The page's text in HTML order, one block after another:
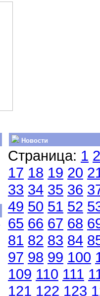
Новости
Страница: 1 2
17 18 19 20
33 34 35 36
49 50 51 52
65 66 67 68
81 82 83 84
97 98 99 100
109 110 111
121 122 123